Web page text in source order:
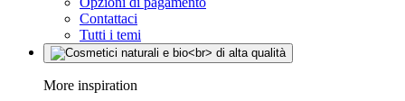
Contattaci
Tutti i temi
More inspiration